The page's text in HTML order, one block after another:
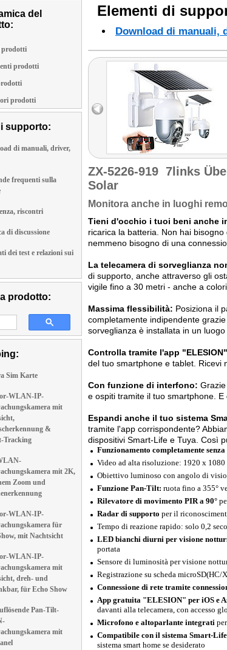
del
prodotti
prodotti
supporto:
di manuali, driver,
frequenti sulla
riscontri
di discussione
dei test e relazioni sui
prodotto:
Sim Karte
WLAN-IP-
mit
&
Tracking
mit 2K,
Zoom und
WLAN-IP-
für
mit Nachtsicht
WLAN-IP-
mit
dreh- und
für Echo Show
Pan-Tilt-
mit
Elementi di
Download di manuali,
ZX-5226-919 7links
Solar
Monitora anche in luoghi
Tieni d'occhio i tuoi beni anche
ricarica la batteria. Non hai
nemmeno bisogno di una
La telecamera di sorveglianza
di supporto, anche attraverso gli
vigile fino a 30 metri - anche a
Massima flessibilità: Posiziona il
completamente indipendente
sorveglianza è installata in un
Controlla tramite l'app
del tuo smartphone e tablet. Ricevi
Con funzione di interfono:
e ospiti tramite il tuo smartphone.
Espandi anche il tuo sistema
tramite l'app corrispondente?
dispositivi Smart-Life e Tuya. Così
Funzionamento completamente
Video ad alta risoluzione: 1920 x
Obiettivo luminoso con angolo di
Funzione Pan-Tilt: ruota fino a 355°
Rilevatore di movimento PIR a 90°
Radar di supporto per il
Tempo di reazione rapido: solo 0,2
LED bianchi diurni per visione
portata
Sensore di luminosità per visione
Registrazione su scheda microSD(HC/
Connessione di rete tramite
App gratuita "ELESION" per iOS e
davanti alla telecamera, con accesso
Microfono e altoparlante integrati
Compatibile con il sistema Smart-
sistema smart home se desiderato